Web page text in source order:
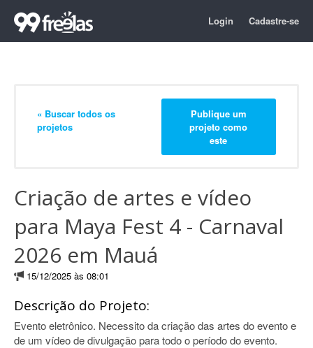
Login Cadastre-se
« Buscar todos os
projetos
Publique um
projeto como
este
Criação de artes e vídeo
para Maya Fest 4 - Carnaval
2026 em Mauá
15/12/2025 às 08:01
Descrição do Projeto:
Evento eletrônico. Necessito da criação das artes do evento e
de um vídeo de divulgação para todo o período do evento.